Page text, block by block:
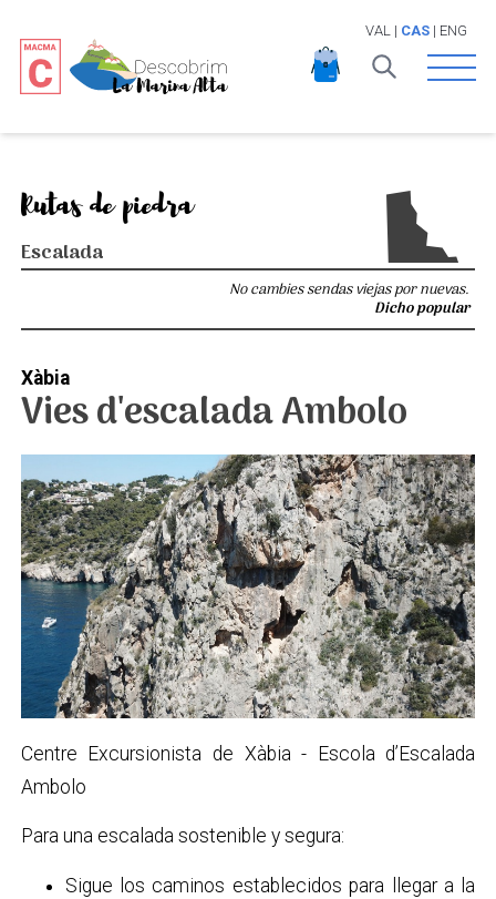
VAL | CAS| ENG
Open
Rutas de piedra
Escalada
No cambies sendas viejas por nuevas.
Dicho popular
Xàbia
Vies d'escalada Ambolo
Centre Excursionista de Xàbia - Escola d’Escalada
Ambolo
Para una escalada sostenible y segura:
Sigue los caminos establecidos para llegar a la